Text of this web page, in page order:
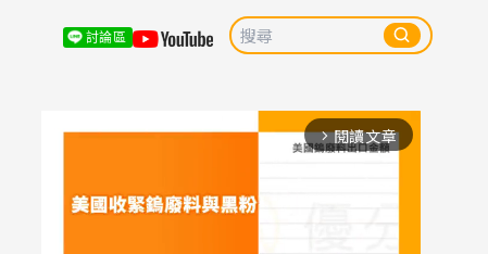
討論區
arrow_forward_ios 閱讀文章